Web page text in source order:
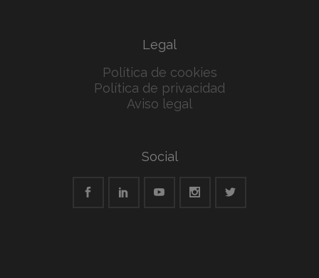
Legal
Política de cookies
Política de privacidad
Aviso legal
Social